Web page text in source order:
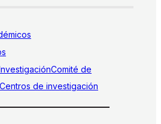
Comité de
Centros de investigación